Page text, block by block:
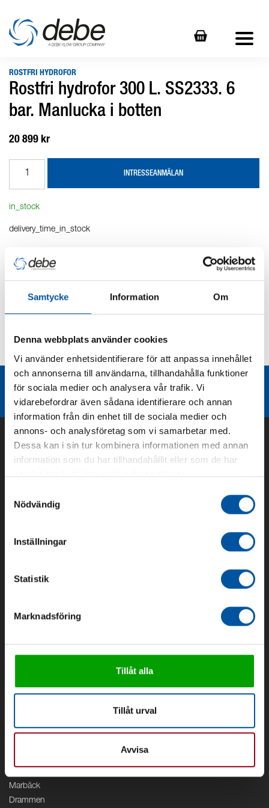
Samtycke Information Om
Denna webbplats använder cookies
Vi använder enhetsidentifierare för att anpassa innehållet
och annonserna till användarna, tillhandahålla funktioner
för sociala medier och analysera vår trafik. Vi
vidarebefordrar även sådana identifierare och annan
information från din enhet till de sociala medier och
annons- och analysföretag som vi samarbetar med.
Dessa kan i sin tur kombinera informationen med annan
information som du har tillhandahållit eller som de har
samlat in när du har använt deras tjänster.
Nödvändig
Inställningar
Statistik
Marknadsföring
Tillåt alla
Tillåt urval
Avvisa
ROSTFRI HYDROFOR
Rostfri hydrofor 300 L. SS2333. 6
bar. Manlucka i botten
20 899 kr
INTRESSEANMÄLAN
in_stock
delivery_time_in_stock
Produktbeskrivning
Teknisk dokumentation
Liknande produktgrupper
Områden
Vattenrening
Geoenergi
Debe
Marbäck
Drammen